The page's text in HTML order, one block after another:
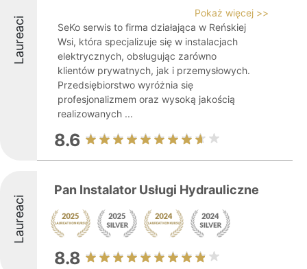
Laureaci
Pokaż więcej >>
SeKo serwis to firma działająca w Reńskiej
Wsi, która specjalizuje się w instalacjach
elektrycznych, obsługując zarówno
klientów prywatnych, jak i przemysłowych.
Przedsiębiorstwo wyróżnia się
profesjonalizmem oraz wysoką jakością
realizowanych ...
8.6
Laureaci
Pan Instalator Usługi Hydrauliczne
8.8